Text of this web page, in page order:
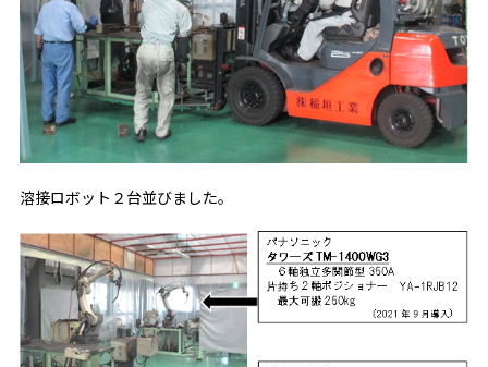
溶接ロボット２台並びました。